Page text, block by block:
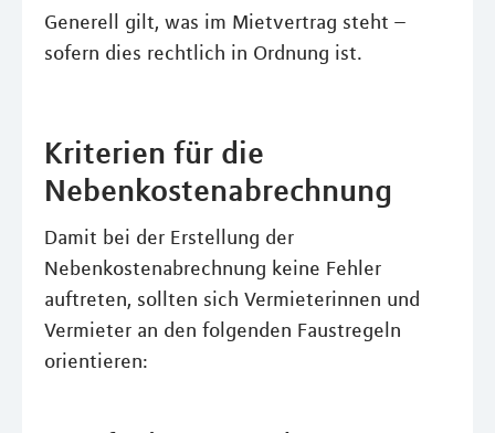
Generell gilt, was im Mietvertrag steht –
sofern dies rechtlich in Ordnung ist.
Kriterien für die
Nebenkostenabrechnung
Damit bei der Erstellung der
Nebenkostenabrechnung keine Fehler
auftreten, sollten sich Vermieterinnen und
Vermieter an den folgenden Faustregeln
orientieren: